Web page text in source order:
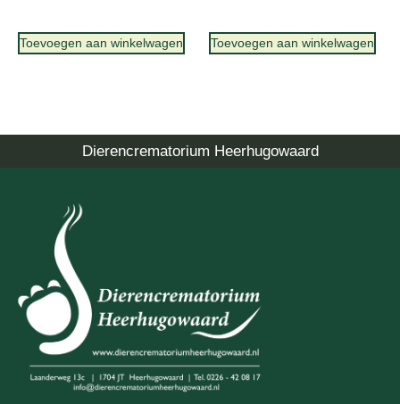
Toevoegen aan winkelwagen Toevoegen aan winkelwagen
Dierencrematorium Heerhugowaard